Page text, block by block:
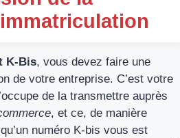
K-Bis, vous devez faire une
de votre entreprise. C’est votre
de la transmettre auprès
, et ce, de manière
numéro K-bis vous est